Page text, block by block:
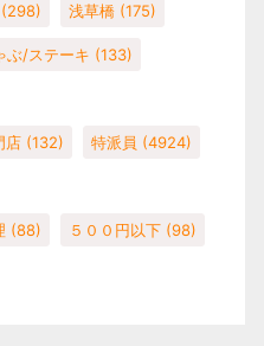
(298) 浅草橋 (175)
ぶ/ステーキ (133)
店 (132) 特派員 (4924)
(88) ５００円以下 (98)